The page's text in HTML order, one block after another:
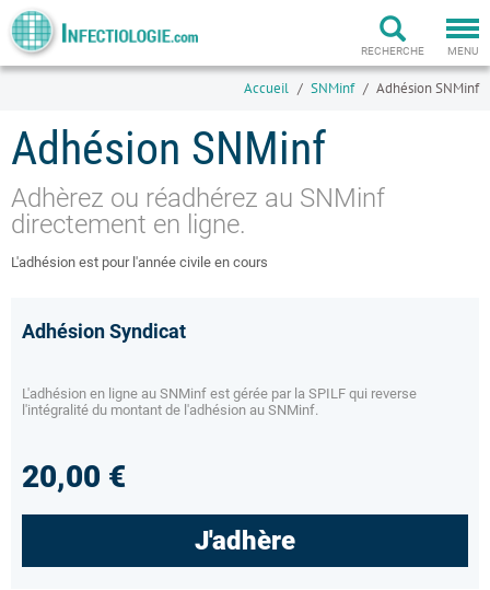
MENU
RECHERCHE
Accueil SNMinf Adhésion SNMinf
Adhésion SNMinf
Adhèrez ou réadhérez au SNMinf
directement en ligne.
L'adhésion est pour l'année civile en cours
Adhésion Syndicat
L'adhésion en ligne au SNMinf est gérée par la SPILF qui reverse
l'intégralité du montant de l'adhésion au SNMinf.
20,00 €
J'adhère